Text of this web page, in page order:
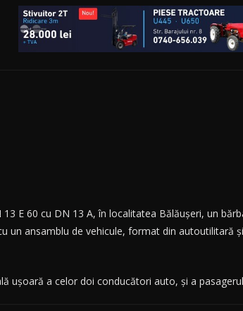
E 60 cu DN 13 A, în localitatea Bălăuşeri, un
un ansamblu de vehicule, format din autoutilitară
ușoară a celor doi conducători auto, şi a